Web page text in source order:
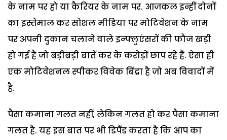
के नाम पर हो या कैरियर के नाम पर. आजकल इन्हीं दोनों
का इस्तेमाल कर सोशल मीडिया पर मोटिवेशन के नाम
पर अपनी दुकान चलाने वाले इन्फ्लुएंसरों की फौज खड़ी
हो गई है जो बड़ीबड़ी बातें कर के करोड़ों छाप रहे हैं. ऐसा ही
एक मोटिवेशनल स्पीकर विवेक बिंद्रा है जो अब विवादों में
है.
पैसा कमाना गलत नहीं, लेकिन गलत हो कर पैसा कमाना
गलत है. यह इस बात पर भी डिपैंड करता है कि आप का